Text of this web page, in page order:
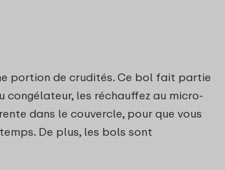
portion de crudités. Ce bol fait partie
congélateur, les réchauffez au micro-
dans le couvercle, pour que vous
De plus, les bols sont